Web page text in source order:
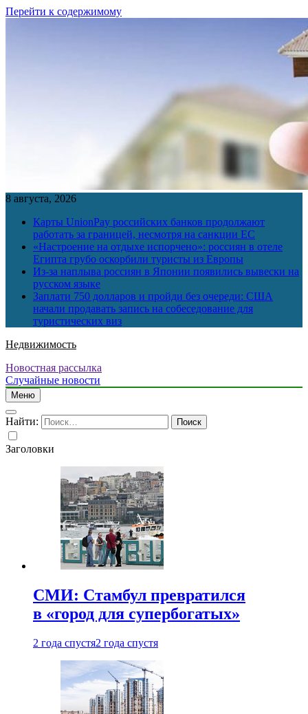
Перейти к содержимому
8 августа, 2026
Карты UnionPay российских банков продолжают
работать за границей, несмотря на санкции ЕС
«Настроение на отдыхе испорчено»: россиян в отеле
Египта грубо оскорбили туристы из Европы
Из-за наплыва россиян в Японии появились вывески на
русском языке
Заплати 750 долларов и пройди без очереди: США
начали продавать запись на собеседование для
туристических виз
Недвижимость
Новостная рассылка
Случайные новости
Меню
Найти:
Заголовки
СМИ: Стамбул превратился
в «город для супербогатых»
2 года спустя2 года спустя